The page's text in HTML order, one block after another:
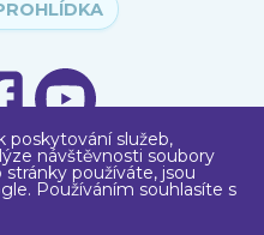
poskytování služeb,
návštěvnosti soubory
používáte, jsou
Používáním souhlasíte s